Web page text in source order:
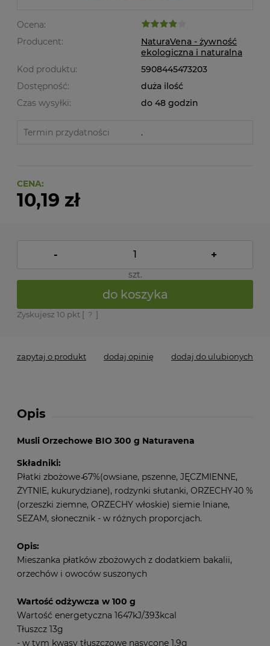
Ocena:
Producent:
NaturaVena - żywność
ekologiczna i naturalna
Kod produktu:
5908445473203
Dostępność:
duża ilość
Czas wysyłki:
do 48 godzin
Termin przydatności .
CENA:
10,19 zł
- +
szt.
do koszyka
Zyskujesz 10 pkt [ ? ]
zapytaj o produkt dodaj opinię dodaj do ulubionych
Opis
Musli Orzechowe BIO 300 g Naturavena
Składniki:
Płatki zbożowe ̴67%(owsiane, pszenne, JĘCZMIENNE,
ŻYTNIE, kukurydziane), rodzynki słutanki, ORZECHY ̴10 %
(orzeszki ziemne, ORZECHY włoskie) siemie lniane,
SEZAM, słonecznik - w różnych proporcjach.
Opis:
Mieszanka płatków zbożowych z dodatkiem bakalii,
orzechów i owoców suszonych
Wartość odżywcza w 100 g
Wartość energetyczna 1647kJ/393kcal
Tłuszcz 13g
- w tym kwasy tłuszczowe nasycone 1,9g